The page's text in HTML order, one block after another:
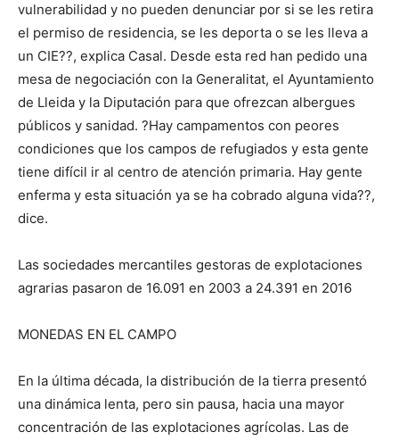
vulnerabilidad y no pueden denunciar por si se les retira
el permiso de residencia, se les deporta o se les lleva a
un CIE??, explica Casal. Desde esta red han pedido una
mesa de negociación con la Generalitat, el Ayuntamiento
de Lleida y la Diputación para que ofrezcan albergues
públicos y sanidad. ?Hay campamentos con peores
condiciones que los campos de refugiados y esta gente
tiene difícil ir al centro de atención primaria. Hay gente
enferma y esta situación ya se ha cobrado alguna vida??,
dice.
Las sociedades mercantiles gestoras de explotaciones
agrarias pasaron de 16.091 en 2003 a 24.391 en 2016
MONEDAS EN EL CAMPO
En la última década, la distribución de la tierra presentó
una dinámica lenta, pero sin pausa, hacia una mayor
concentración de las explotaciones agrícolas. Las de